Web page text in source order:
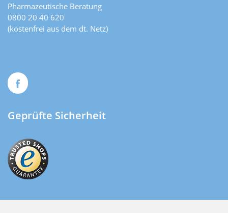
Pharmazeutische Beratung
0800 20 40 620
(kostenfrei aus dem dt. Netz)
Geprüfte Sicherheit